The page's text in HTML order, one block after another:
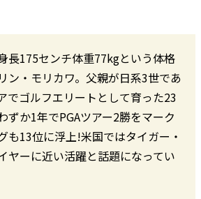
長175センチ体重77kgという体格
ン・モリカワ。父親が日系3世であ
でゴルフエリートとして育った23
ずか1年でPGAツアー2勝をマーク
も13位に浮上!米国ではタイガー・
ヤーに近い活躍と話題になってい